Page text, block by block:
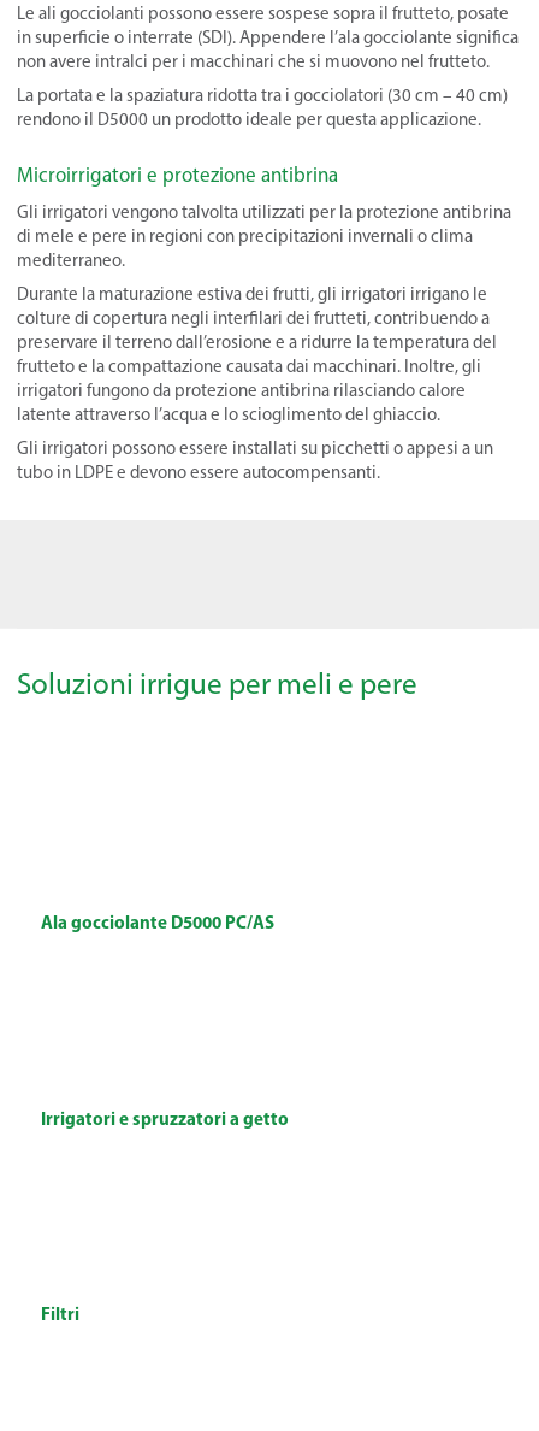
Le ali gocciolanti possono essere sospese sopra il frutteto, posate
in superficie o interrate (SDI). Appendere l’ala gocciolante significa
non avere intralci per i macchinari che si muovono nel frutteto.
La portata e la spaziatura ridotta tra i gocciolatori (30 cm – 40 cm)
rendono il D5000 un prodotto ideale per questa applicazione.
Microirrigatori e protezione antibrina
Gli irrigatori vengono talvolta utilizzati per la protezione antibrina
di mele e pere in regioni con precipitazioni invernali o clima
mediterraneo.
Durante la maturazione estiva dei frutti, gli irrigatori irrigano le
colture di copertura negli interfilari dei frutteti, contribuendo a
preservare il terreno dall’erosione e a ridurre la temperatura del
frutteto e la compattazione causata dai macchinari. Inoltre, gli
irrigatori fungono da protezione antibrina rilasciando calore
latente attraverso l’acqua e lo scioglimento del ghiaccio.
Gli irrigatori possono essere installati su picchetti o appesi a un
tubo in LDPE e devono essere autocompensanti.
Soluzioni irrigue per meli e pere
Ala gocciolante D5000 PC/AS
Irrigatori e spruzzatori a getto
Filtri